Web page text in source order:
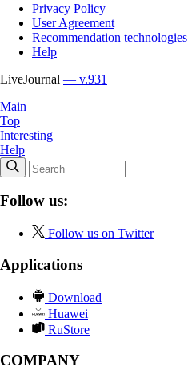
Privacy Policy
User Agreement
Recommendation technologies
Help
LiveJournal — v.931
Main
Top
Interesting
Help
Follow us:
Follow us on Twitter
Applications
Download
Huawei
RuStore
COMPANY